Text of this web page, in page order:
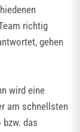
richtig
gehen
wird eine
am schnellsten
das